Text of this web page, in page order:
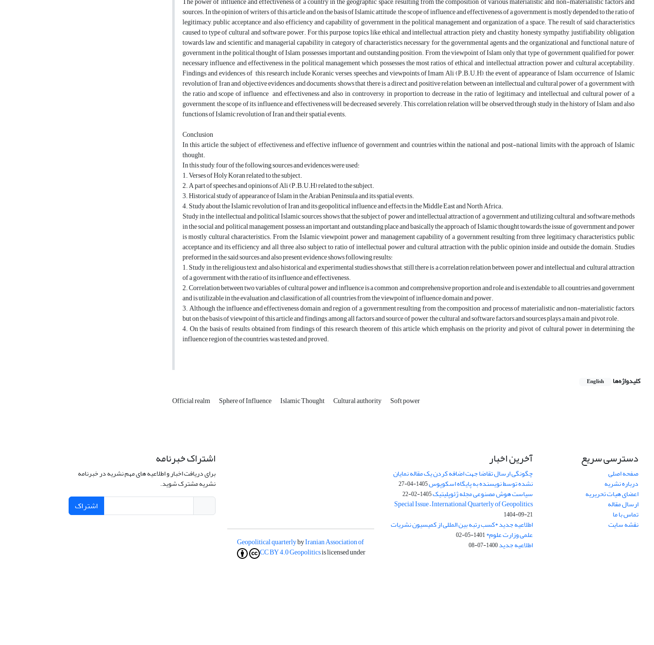
sources. In the opinion of writers of this article and on the basis of Islamic attitude, the scope of influence and effectiveness of a government is mostly depended to the ratio of
legitimacy, public acceptance and also efficiency and capability of government in the political management and organization of a space. The result of said characteristics
caused to type of cultural and software power. For this purpose, topics like ethical and intellectual attraction, piety and chastity, honesty, sympathy, justifiability, obligation
towards law and scientific and managerial capability in category of characteristics necessary for the governmental agents and the organizational and functional nature of
government in the political thought of Islam, possesses important and outstanding position. From the viewpoint of Islam only that type of government qualified for power,
necessary influence and effectiveness in the political management which possesses the most ratios of ethical and intellectual attraction, power and cultural acceptability.
Findings and evidences of this research include Koranic verses, speeches and viewpoints of Imam Ali (P.B.U.H), the event of appearance of Islam, occurrence of Islamic
revolution of Iran and objective evidences and documents, shows that there is a direct and positive relation between an intellectual and cultural power of a government with
the ratio and scope of influence and effectiveness and also in controversy, in proportion to decrease in the ratio of legitimacy and intellectual and cultural power of a
government, the scope of its influence and effectiveness will be decreased severely. This correlation relation will be observed through study in the history of Islam and also
functions of Islamic revolution of Iran and their spatial events.
Conclusion
In this article, the subject of effectiveness and effective influence of government and countries within the national and post-national limits with the approach of Islamic
thought.
In this study, four of the following sources and evidences were used:
1. Verses of Holy Koran related to the subject.
2. A part of speeches and opinions of Ali (P.B.U.H) related to the subject.
3. Historical study of appearance of Islam in the Arabian Peninsula and its spatial events.
4. Study about the Islamic revolution of Iran and its geopolitical influence and effects in the Middle East and North Africa.
Study in the intellectual and political Islamic sources shows that the subject of power and intellectual attraction of a government and utilizing cultural and software methods
in the social and political management, possess an important and outstanding place and basically the approach of Islamic thought towards the issue of government and power
is mostly cultural characteristics. From the Islamic viewpoint, power and management capability of a government resulting from three legitimacy characteristics, public
acceptance and its efficiency and all three also subject to ratio of intellectual power and cultural attraction with the public opinion inside and outside the domain. Studies
preformed in the said sources and also present evidence shows following results:
1. Study in the religious text and also historical and experimental studies shows that, still there is a correlation relation between power and intellectual and cultural attraction
of a government with the ratio of its influence and effectiveness.
2. Correlation between two variables of cultural power and influence is a common and comprehensive proportion and role and is extendable to all countries and government
and is utilizable in the evaluation and classification of all countries from the viewpoint of influence domain and power.
3. Although, the influence and effectiveness domain and region of a government resulting from the composition and process of materialistic and non-materialistic factors,
but on the basis of viewpoint of this article and findings, among all factors and source of power, the cultural and software factors and sources plays a main and pivot role.
4. On the basis of results obtained from findings of this research, theorem of this article which emphasis on the priority and pivot of cultural power in determining the
influence region of the countries, was tested and proved.
کلیدواژه‌ها English
Official realm Sphere of Influence Islamic Thought Cultural authority Soft power
دسترسی سریع
صفحه اصلی
درباره نشریه
اعضای هیات تحریریه
ارسال مقاله
تماس با ما
نقشه سایت
آخرین اخبار
چگونگی ارسال تقاضا جهت اضافه کردن یک مقاله نمایان
نشده توسط نویسنده به پایگاه اسکوپوس1405-04-27
سیاست هوش مصنوعی مجله ژئوپلیتیک1405-02-22
Special Issue – International Quarterly of Geopolitics
1404-09-21
اطلاعیه جدید *کسب رتبه بین المللی از کمیسیون نشریات
علمی وزارت علوم*1401-05-02
اطلاعیه جدید1400-07-08
Geopolitical quarterlybyIranian Association of
Geopoliticsis licensed under
CC BY 4.0
اشتراک خبرنامه
برای دریافت اخبار و اطلاعیه های مهم نشریه در خبرنامه
نشریه مشترک شوید.
اشتراک